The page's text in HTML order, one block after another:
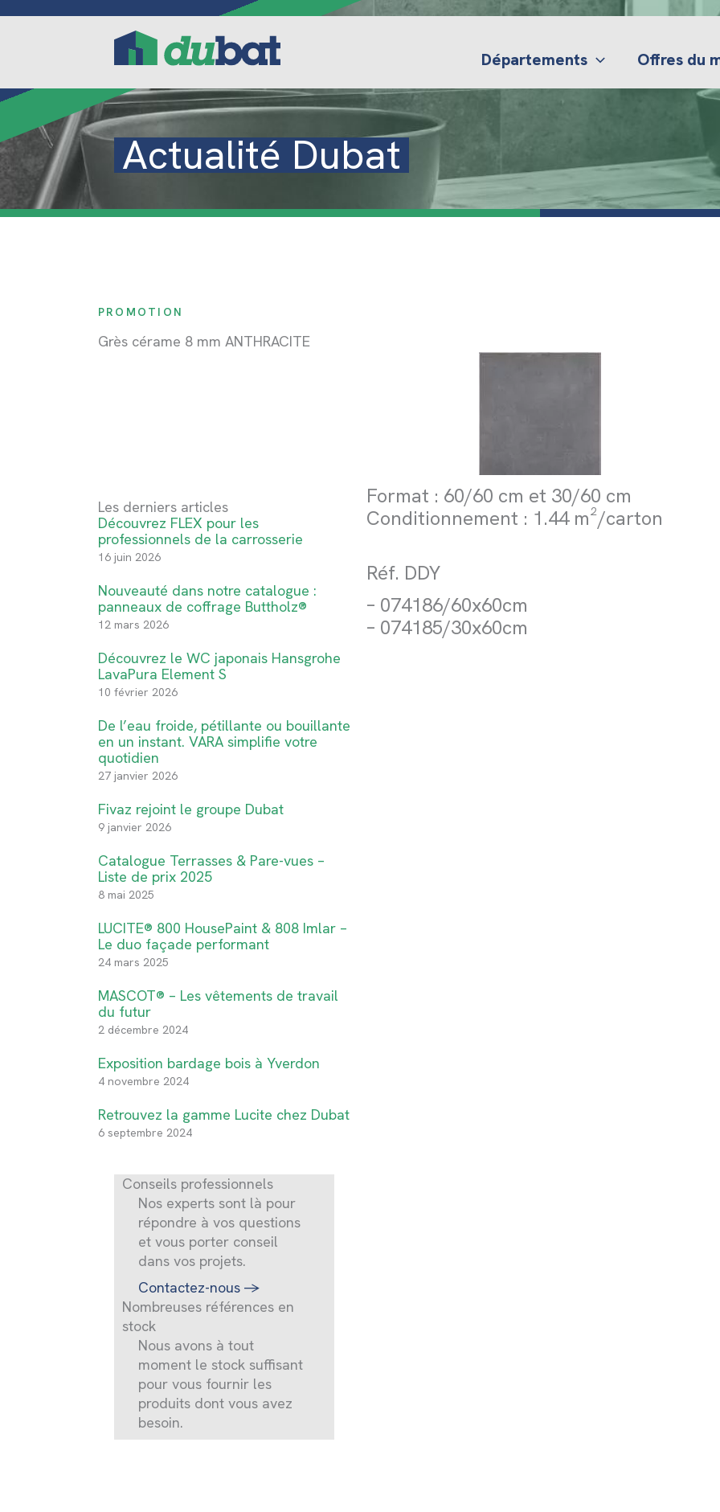
Départements Offres du
Actualité Dubat
PROMOTION
Grès cérame 8 mm ANTHRACITE
Les derniers articles
Découvrez FLEX pour les
professionnels de la carrosserie
16 juin 2026
Nouveauté dans notre catalogue :
panneaux de coffrage Buttholz®
12 mars 2026
Découvrez le WC japonais Hansgrohe
LavaPura Element S
10 février 2026
De l’eau froide, pétillante ou bouillante
en un instant. VARA simplifie votre
quotidien
27 janvier 2026
Fivaz rejoint le groupe Dubat
9 janvier 2026
Catalogue Terrasses & Pare-vues –
Liste de prix 2025
8 mai 2025
LUCITE® 800 HousePaint & 808 Imlar –
Le duo façade performant
24 mars 2025
MASCOT® – Les vêtements de travail
du futur
2 décembre 2024
Exposition bardage bois à Yverdon
4 novembre 2024
Retrouvez la gamme Lucite chez Dubat
6 septembre 2024
Conseils professionnels
Nos experts sont là pour
répondre à vos questions
et vous porter conseil
dans vos projets.
Contactez-nous ->
Nombreuses références en
stock
Nous avons à tout
moment le stock suffisant
pour vous fournir les
produits dont vous avez
besoin.
Format : 60/60 cm et 30/60 cm
Conditionnement : 1.44 m²/carton
Réf. DDY
– 074186/60x60cm
– 074185/30x60cm